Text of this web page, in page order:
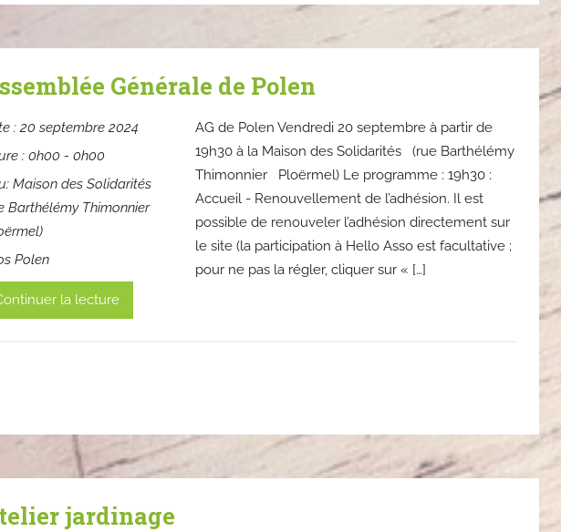
Générale de Polen
: 20 septembre 2024
: 0h00 - 0h00
Maison des Solidarités
Barthélémy Thimonnier
Polen
AG de Polen Vendredi 20 septembre à partir de
19h30 à la Maison des Solidarités (rue Barthélémy
Thimonnier Ploërmel) Le programme : 19h30 :
Accueil - Renouvellement de l’adhésion. Il est
possible de renouveler l’adhésion directement sur
le site (la participation à Hello Asso est facultative ;
pour ne pas la régler, cliquer sur « […]
la lecture
jardinage